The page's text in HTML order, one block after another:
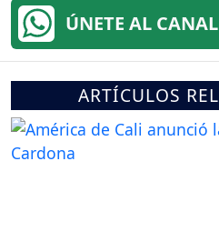
ÚNETE AL
ARTÍCULOS